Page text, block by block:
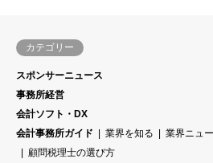
カテゴリー
スポンサーニュース
事務所経営
会計ソフト・DX
会計事務所ガイド
業界を知る 業界ニュ
顧問税理士の選び方